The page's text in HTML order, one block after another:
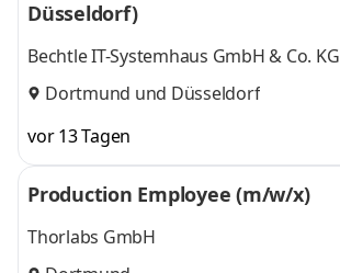
Düsseldorf)
Bechtle IT-Systemhaus GmbH & Co. KG
Dortmund und Düsseldorf
vor 13 Tagen
Production Employee (m/w/x)
Thorlabs GmbH